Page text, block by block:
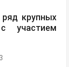
крупных
участием